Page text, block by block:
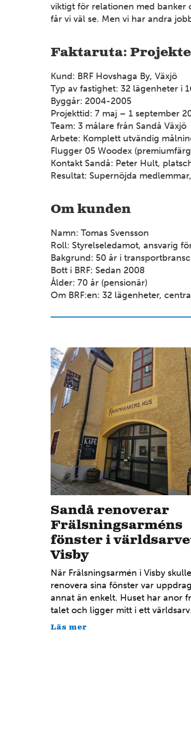
viktigt för relationen med banker
får vi väl se. Men vi har andra
Faktaruta:
Kund: BRF Hovshaga By, Växjö
Typ av fastighet: 32 lägenheter i
Byggår: 2004-2005
Projekttid: 7 maj – 1 september
Team: 3 målare från Sandå Växjö
Arbete: Komplett utvändig
Flugger 05 Woodex
Kontakt Sandå: Peter Hult,
Resultat: Supernöjda
Om kunden
Namn: Tomas Svensson
Roll: Styrelseledamot, ansvarig
Bakgrund: 50 år i
Bott i BRF: Sedan 2008
Ålder: 70 år (pensionär)
Om BRF:en: 32 lägenheter,
Sandå renoverar
Frälsningsarméns
fönster i
Visby
När Frälsningsarmén i Visby skulle
renovera sina fönster var
annat än enkelt. Huset har anor
talet och ligger mitt i ett
Läs mer